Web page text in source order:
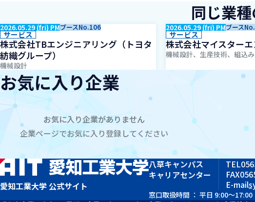
同じ業
2026.05.29 (fri) PMブースNo.106
サービス
株式会社TBエンジニアリング（トヨタ
紡織グループ）
機械設計
2026.05.29 (fri) PMブース
サービス
株式会社マイスター
機械設計、生産技術、組込
お気に入り企業
お気に入り企業がありません
企業ページでお気に入り登録してください
愛知工業大学 公式サイト
八草キャンパス
キャリアセンター
TEL
FAX
E-mail
窓口取扱時間 ： 平日 9:00～